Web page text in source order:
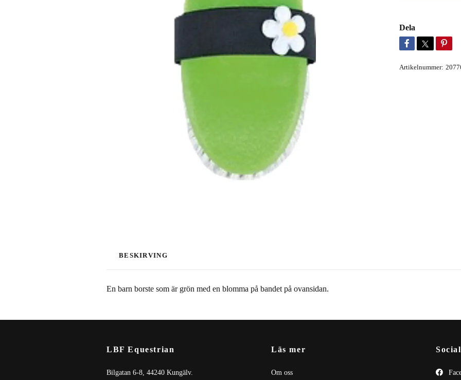
Dela
Artikelnummer:
BESKIRVING
En barn borste som är grön med en blomma på bandet på ovansidan.
LBF Equestrian
Bilgatan 6-8, 44240 Kungälv.
Läs mer
Om oss